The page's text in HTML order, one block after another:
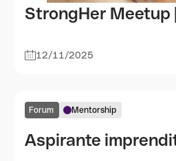
StrongHer Meetup
12/11/2025
Forum Mentorship
Aspirante